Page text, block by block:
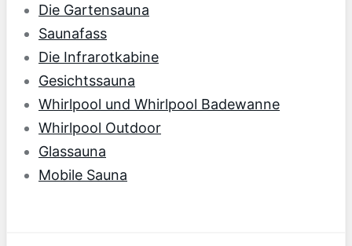
Die Gartensauna
Saunafass
Die Infrarotkabine
Gesichtssauna
Whirlpool und Whirlpool Badewanne
Whirlpool Outdoor
Glassauna
Mobile Sauna